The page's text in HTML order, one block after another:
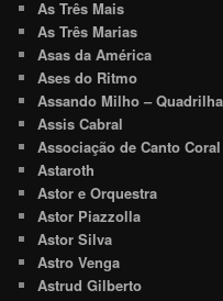
As Três Mais
As Três Marias
Asas da América
Ases do Ritmo
Assando Milho – Quadrilha
Assis Cabral
Associação de Canto
Astaroth
Astor e Orquestra
Astor Piazzolla
Astor Silva
Astro Venga
Astrud Gilberto